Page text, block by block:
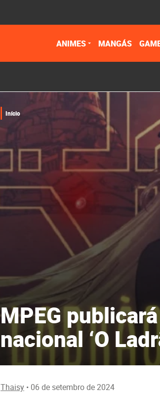
ANIMES MANGÁS
Início
MPEG
nacional ‘O
Thaisy • 06 de setembro de 2024